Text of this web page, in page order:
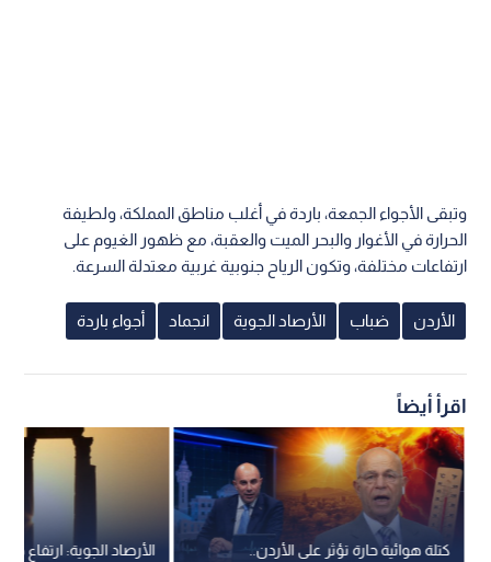
وتبقى الأجواء الجمعة، باردة في أغلب مناطق المملكة، ولطيفة
الحرارة في الأغوار والبحر الميت والعقبة، مع ظهور الغيوم على
ارتفاعات مختلفة، وتكون الرياح جنوبية غربية معتدلة السرعة.
الأردن ضباب الأرصاد الجوية انجماد أجواء باردة
اقرأ أيضاً
الأرصاد الجوية: ارتفاع
كتلة هوائية حارة تؤثر على الأردن..